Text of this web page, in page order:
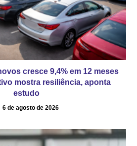
cresce 9,4% em 12 meses
mostra resiliência, aponta
estudo
6 de agosto de 2026